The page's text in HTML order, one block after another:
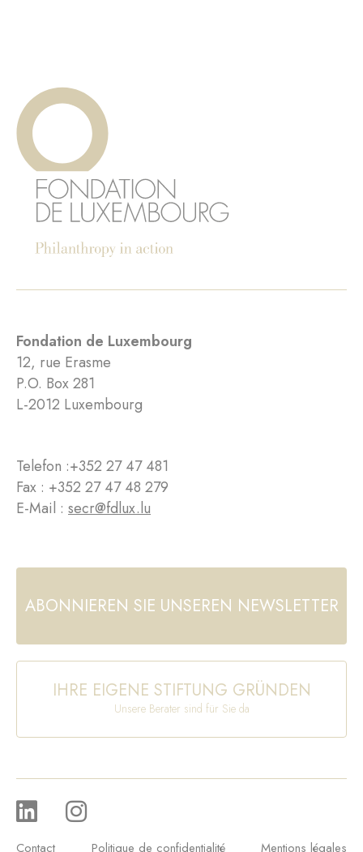
Fondation de Luxembourg
12, rue Erasme
P.O. Box 281
L-2012 Luxembourg
Telefon :+352 27 47 481
Fax : +352 27 47 48 279
E-Mail : secr@fdlux.lu
ABONNIEREN SIE UNSEREN NEWSLETTER
IHRE EIGENE STIFTUNG GRÜNDEN
Unsere Berater sind für Sie da
Contact Politique de confidentialité Mentions légales